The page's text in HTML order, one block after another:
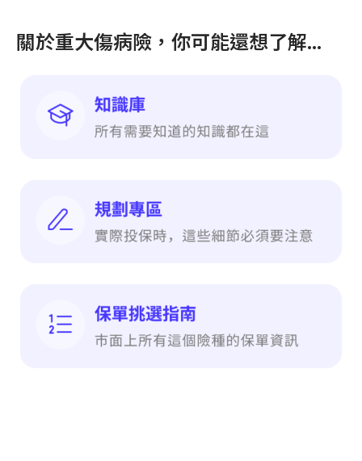
關於重大傷病險，你可能還想了解…